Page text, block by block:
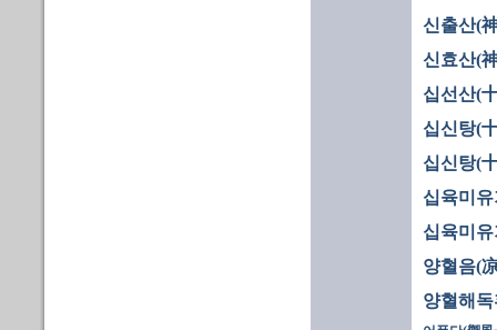
신출산(
신효산(
십선산(
십신탕(
십신탕(
십육미
십육미
양혈음(
양혈해